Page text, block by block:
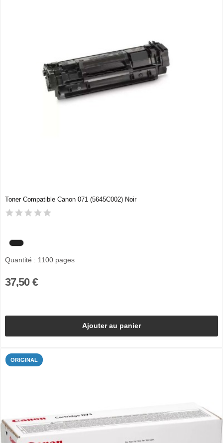
Toner Compatible Canon 071 (5645C002) Noir
Quantité : 1100 pages
37,50 €
Ajouter au panier
ORIGINAL